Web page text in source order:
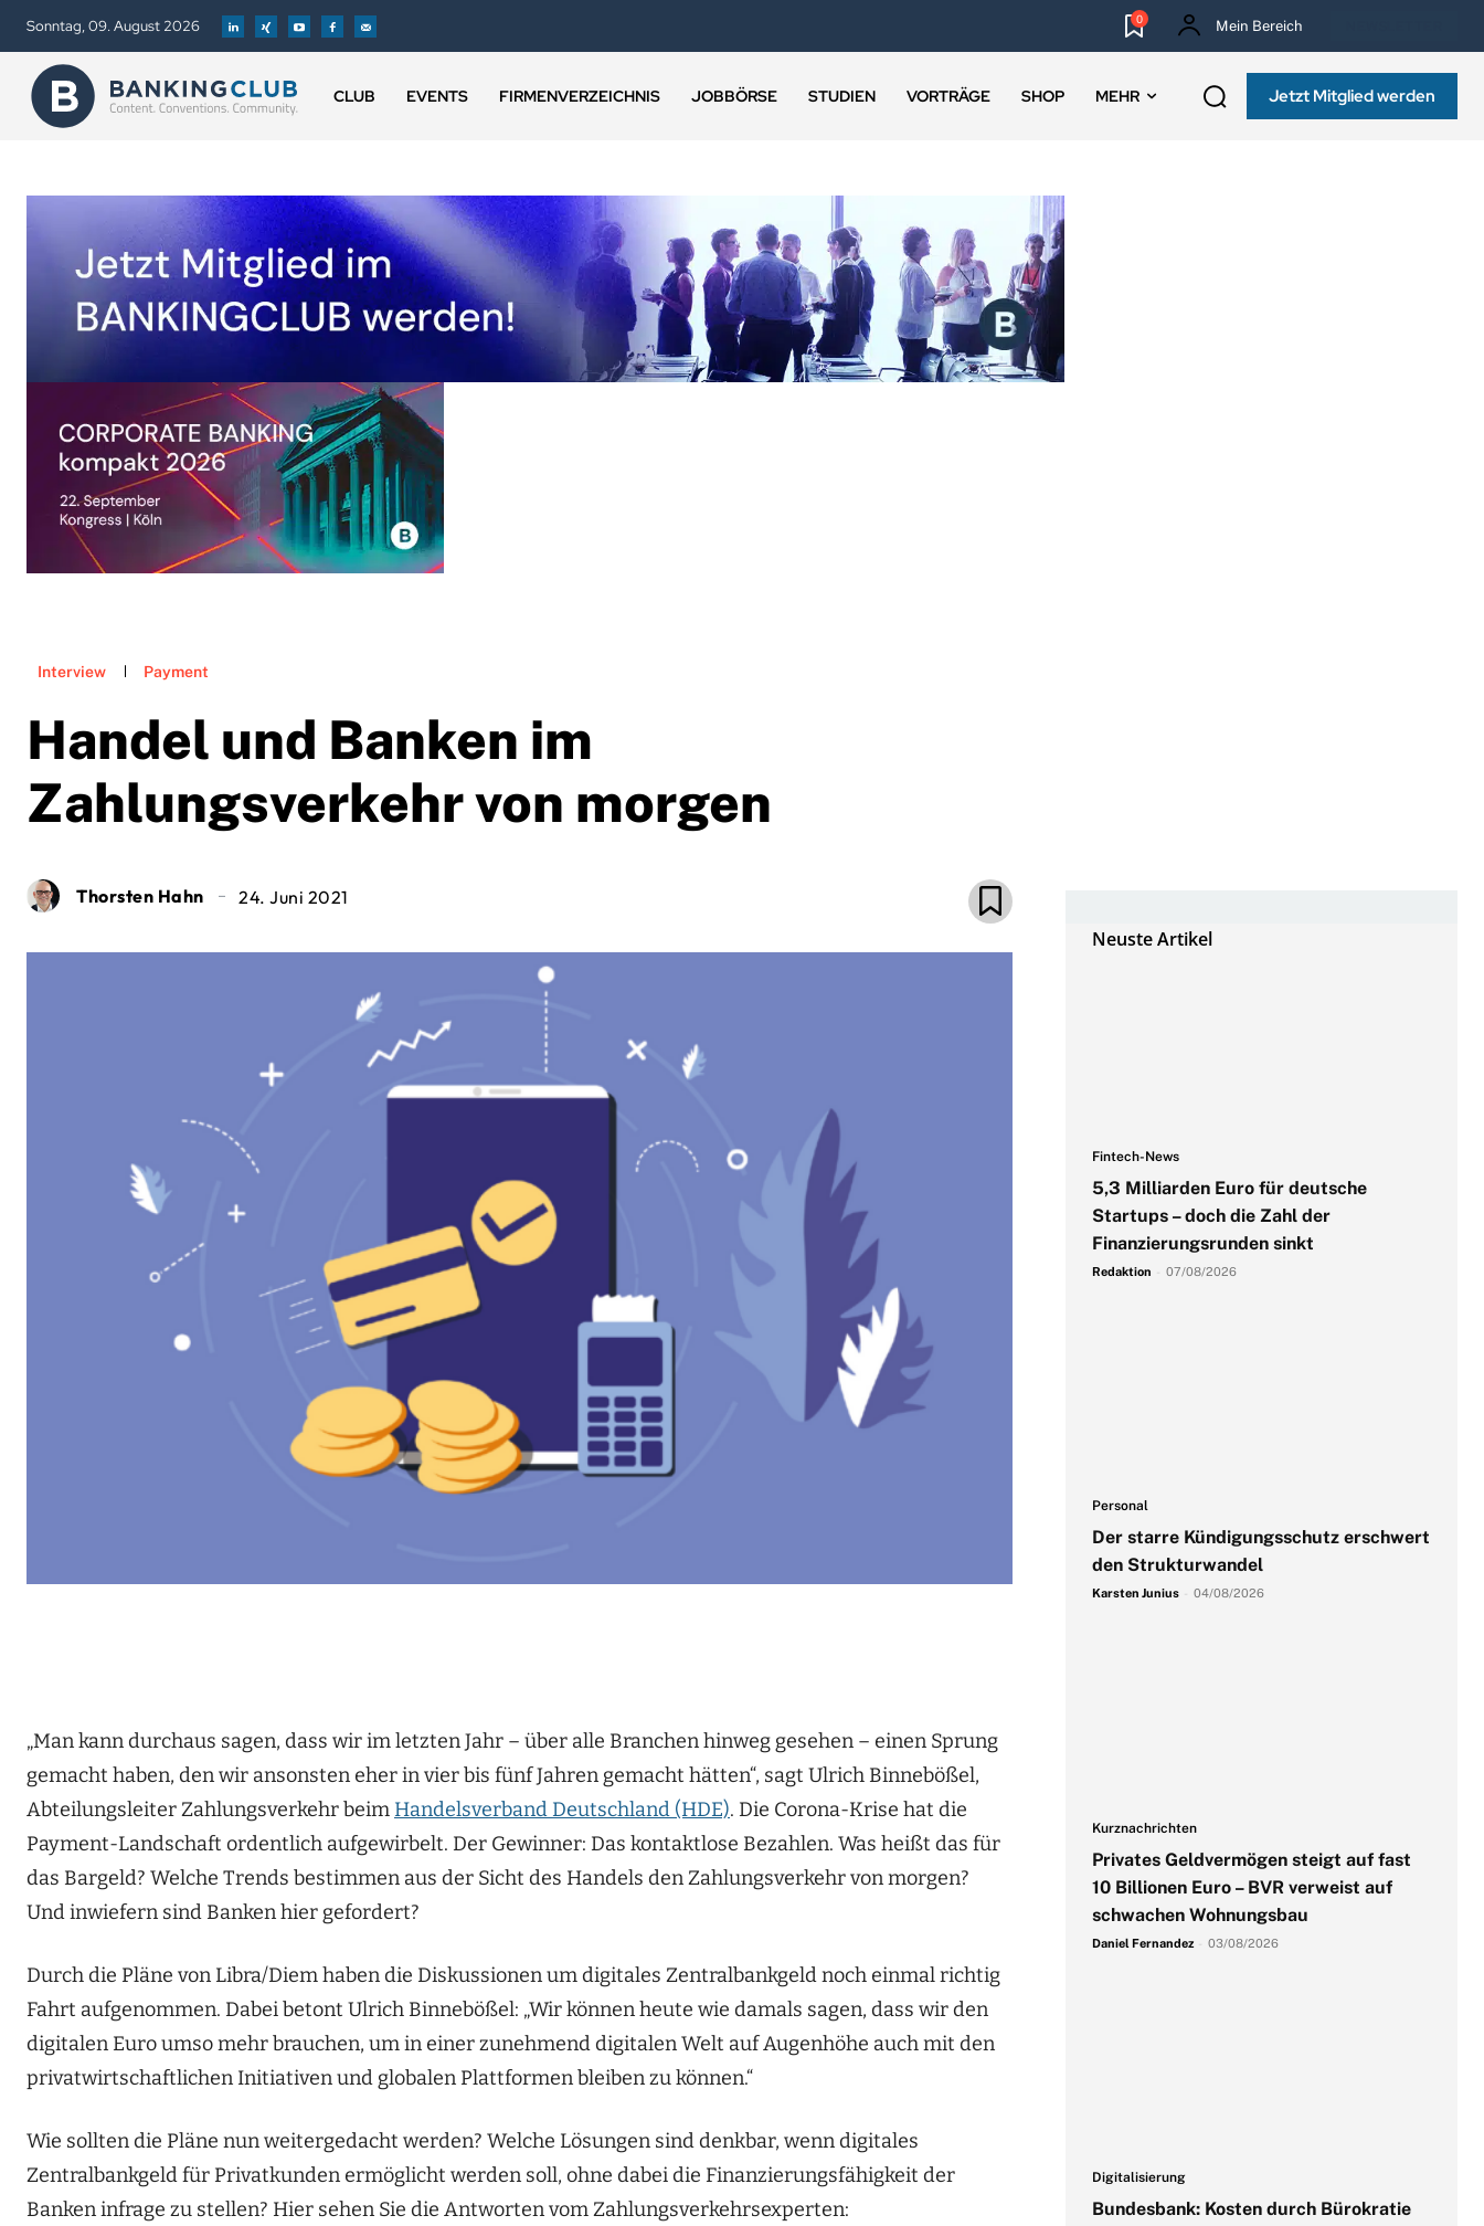
Sonntag, 09. August 2026 0 Mein Bereich
CLUB EVENTS FIRMENVERZEICHNIS JOBBÖRSE STUDIEN VORTRÄGE SHOP MEHR Jetzt Mitglied werden
Interview Payment
Handel und Banken im
Zahlungsverkehr von morgen
Thorsten Hahn 24. Juni 2021
„Man kann durchaus sagen, dass wir im letzten Jahr – über alle Branchen hinweg gesehen – einen Sprung
gemacht haben, den wir ansonsten eher in vier bis fünf Jahren gemacht hätten“, sagt Ulrich Binnebößel,
Abteilungsleiter Zahlungsverkehr beim Handelsverband Deutschland (HDE). Die Corona-Krise hat die
Payment-Landschaft ordentlich aufgewirbelt. Der Gewinner: Das kontaktlose Bezahlen. Was heißt das für
das Bargeld? Welche Trends bestimmen aus der Sicht des Handels den Zahlungsverkehr von morgen?
Und inwiefern sind Banken hier gefordert?
Durch die Pläne von Libra/Diem haben die Diskussionen um digitales Zentralbankgeld noch einmal richtig
Fahrt aufgenommen. Dabei betont Ulrich Binnebößel: „Wir können heute wie damals sagen, dass wir den
digitalen Euro umso mehr brauchen, um in einer zunehmend digitalen Welt auf Augenhöhe auch mit den
privatwirtschaftlichen Initiativen und globalen Plattformen bleiben zu können.“
Wie sollten die Pläne nun weitergedacht werden? Welche Lösungen sind denkbar, wenn digitales
Zentralbankgeld für Privatkunden ermöglicht werden soll, ohne dabei die Finanzierungsfähigkeit der
Banken infrage zu stellen? Hier sehen Sie die Antworten vom Zahlungsverkehrsexperten:
Neuste Artikel
Fintech-News
5,3 Milliarden Euro für deutsche
Startups – doch die Zahl der
Finanzierungsrunden sinkt
Redaktion 07/08/2026
Personal
Der starre Kündigungsschutz erschwert
den Strukturwandel
Karsten Junius 04/08/2026
Kurznachrichten
Privates Geldvermögen steigt auf fast
10 Billionen Euro – BVR verweist auf
schwachen Wohnungsbau
Daniel Fernandez 03/08/2026
Digitalisierung
Bundesbank: Kosten durch Bürokratie